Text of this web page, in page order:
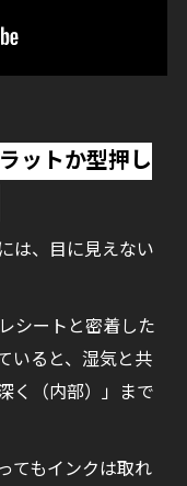
ットか型押し
は、目に見えない
シートと密着した
いると、湿気と共
く（内部）」まで
てもインクは取れ